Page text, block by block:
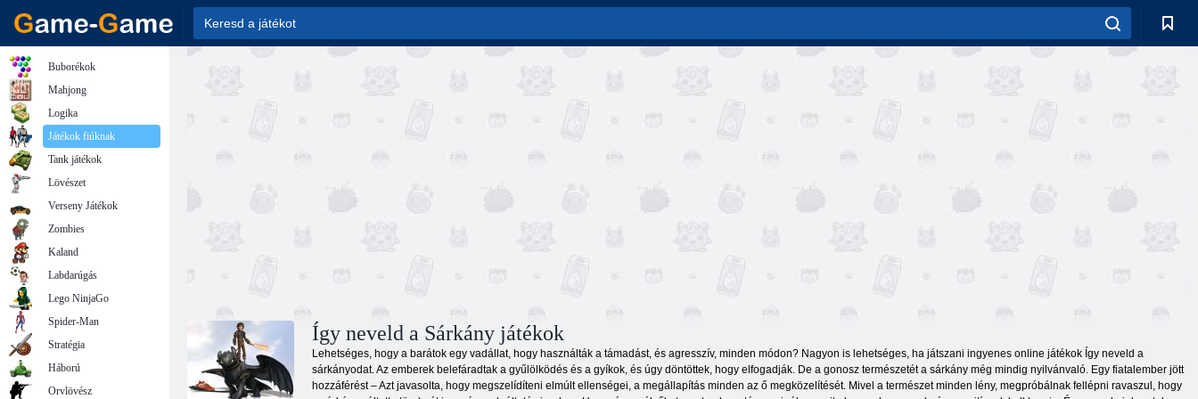
Így neveld a Sárkány játékok
Lehetséges, hogy a barátok egy vadállat, hogy használták a támadást, és agresszív, minden módon? Nagyon is lehetséges, ha játszani ingyenes online játékok Így neveld a
sárkányodat. Az emberek belefáradtak a gyűlölködés és a gyíkok, és úgy döntöttek, hogy elfogadják. De a gonosz természetét a sárkány még mindig nyilvánvaló. Egy fiatalember jött
hozzáférést – Azt javasolta, hogy megszelídíteni elmúlt ellenségei, a megállapítás minden az ő megközelítését. Mivel a természet minden lény, megpróbálnak fellépni ravaszul, hogy
Buborékok
Mahjong
Logika
Játékok fiúknak
Tank játékok
Lövészet
Verseny Játékok
Zombies
Kaland
Labdarúgás
Lego NinjaGo
Spider-Man
Stratégia
Háború
Orvlövész